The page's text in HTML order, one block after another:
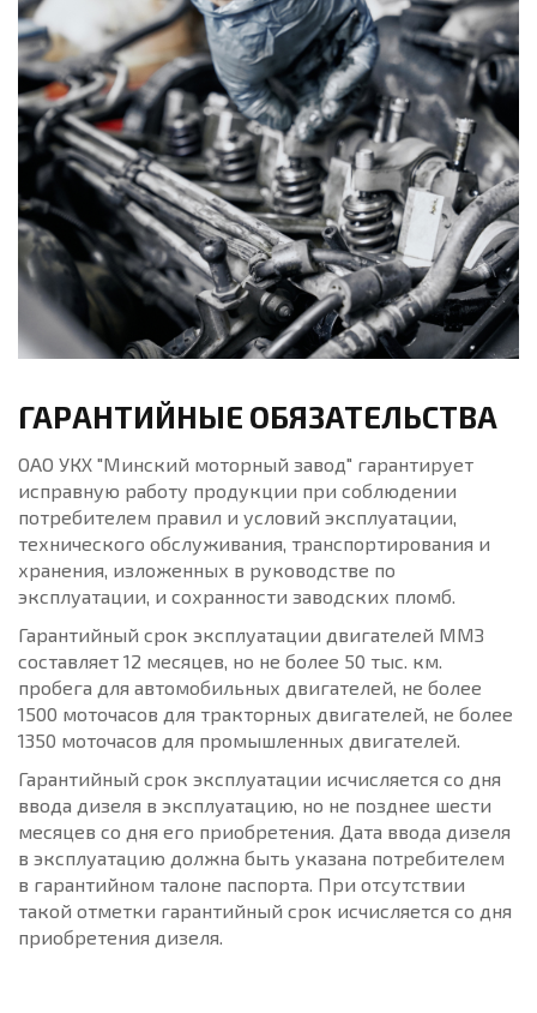
ГАРАНТИЙНЫЕ ОБЯЗАТЕЛЬСТВА
ОАО УКХ "Минский моторный завод" гарантирует
исправную работу продукции при соблюдении
потребителем правил и условий эксплуатации,
технического обслуживания, транспортирования и
хранения, изложенных в руководстве по
эксплуатации, и сохранности заводских пломб.
Гарантийный срок эксплуатации двигателей ММЗ
составляет 12 месяцев, но не более 50 тыс. км.
пробега для автомобильных двигателей, не более
1500 моточасов для тракторных двигателей, не более
1350 моточасов для промышленных двигателей.
Гарантийный срок эксплуатации исчисляется со дня
ввода дизеля в эксплуатацию, но не позднее шести
месяцев со дня его приобретения. Дата ввода дизеля
в эксплуатацию должна быть указана потребителем
в гарантийном талоне паспорта. При отсутствии
такой отметки гарантийный срок исчисляется со дня
приобретения дизеля.